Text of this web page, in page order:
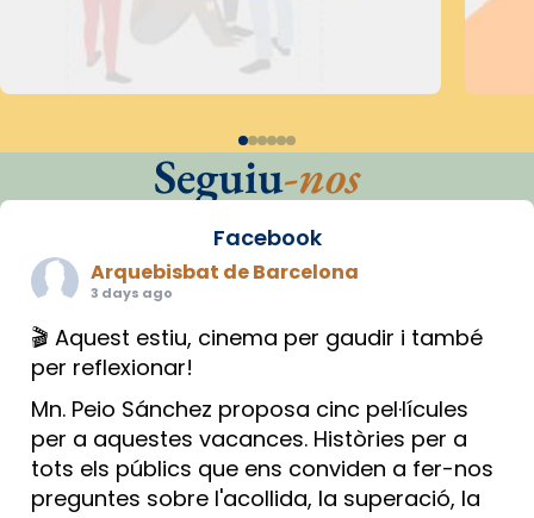
Seguiu-nos
Facebook
Arquebisbat de Barcelona
3 days ago
🎬 Aquest estiu, cinema per gaudir i també
per reflexionar!
Mn. Peio Sánchez proposa cinc pel·lícules
per a aquestes vacances. Històries per a
tots els públics que ens conviden a fer-nos
preguntes sobre l'acollida, la superació, la